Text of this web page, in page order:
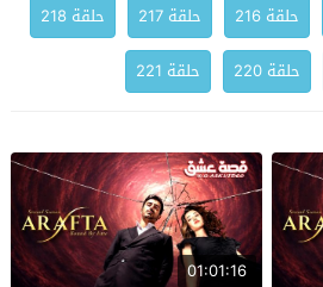
حلقة 216 حلقة 217
حلقة 218
حلقة 220 حلقة 221
01:01:16